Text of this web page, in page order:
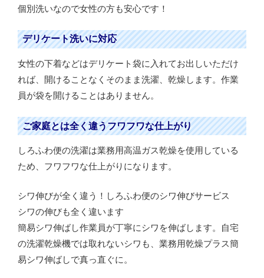
個別洗いなので女性の方も安心です！
デリケート洗いに対応
女性の下着などはデリケート袋に入れてお出しいただけ
れば、開けることなくそのまま洗濯、乾燥します。作業
員が袋を開けることはありません。
ご家庭とは全く違うフワフワな仕上がり
しろふわ便の洗濯は業務用高温ガス乾燥を使用している
ため、フワフワな仕上がりになります。
シワ伸びが全く違う！しろふわ便のシワ伸びサービス
シワの伸びも全く違います
簡易シワ伸ばし作業員が丁寧にシワを伸ばします。自宅
の洗濯乾燥機では取れないシワも、業務用乾燥プラス簡
易シワ伸ばしで真っ直ぐに。